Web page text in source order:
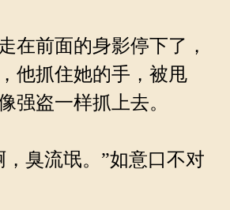
在前面的身影停下了，
他抓住她的手，被甩
强盗一样抓上去。
臭流氓。”如意口不对